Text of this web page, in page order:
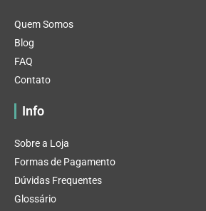
Quem Somos
Blog
FAQ
Contato
Info
Sobre a Loja
Formas de Pagamento
Dúvidas Frequentes
Glossário